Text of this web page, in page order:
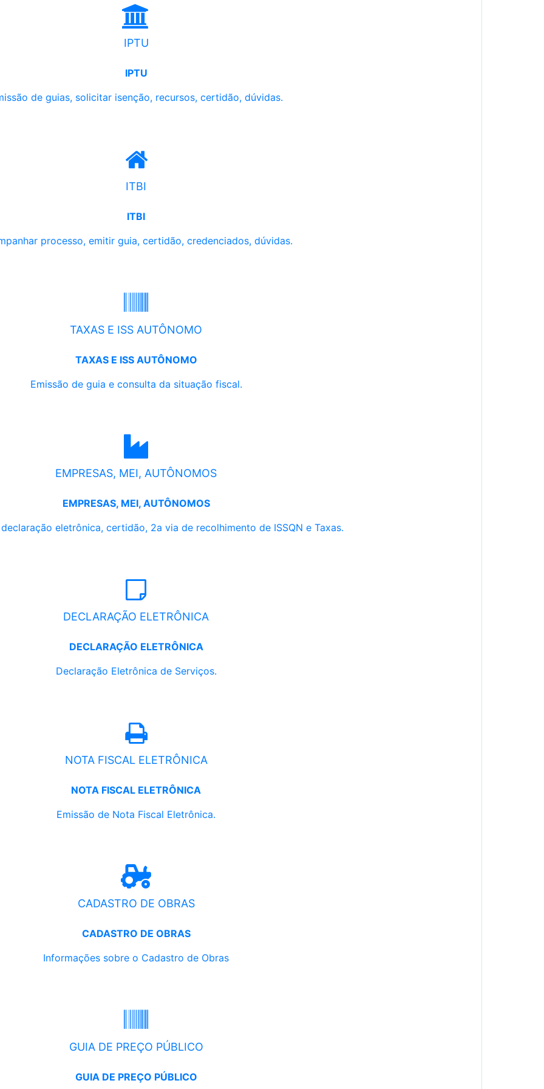
IPTU
IPTU
de guias, solicitar isenção, recursos, certidão, dúvidas.
ITBI
ITBI
processo, emitir guia, certidão, credenciados, dúvidas.
TAXAS E ISS AUTÔNOMO
TAXAS E ISS AUTÔNOMO
Emissão de guia e consulta da situação fiscal.
EMPRESAS, MEI, AUTÔNOMOS
EMPRESAS, MEI, AUTÔNOMOS
eletrônica, certidão, 2a via de recolhimento de ISSQN e Taxas.
DECLARAÇÃO ELETRÔNICA
DECLARAÇÃO ELETRÔNICA
Declaração Eletrônica de Serviços.
NOTA FISCAL ELETRÔNICA
NOTA FISCAL ELETRÔNICA
Emissão de Nota Fiscal Eletrônica.
CADASTRO DE OBRAS
CADASTRO DE OBRAS
Informações sobre o Cadastro de Obras
GUIA DE PREÇO PÚBLICO
GUIA DE PREÇO PÚBLICO